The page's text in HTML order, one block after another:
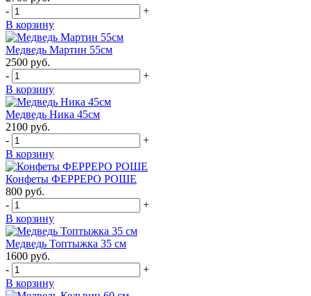
-
+
В корзину
Медведь Мартин 55см
2500 руб.
-
+
В корзину
Медведь Ника 45см
2100 руб.
-
+
В корзину
Конфеты ФЕРРЕРО РОШЕ
800 руб.
-
+
В корзину
Медведь Топтыжка 35 см
1600 руб.
-
+
В корзину